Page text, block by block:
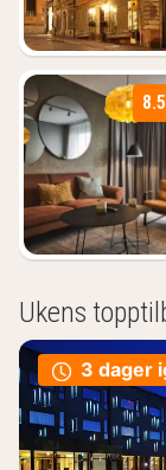
8.5
Ukens
3 dager